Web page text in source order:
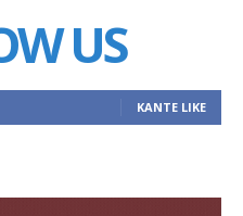
US
ΚΆΝΤΕ LIKE